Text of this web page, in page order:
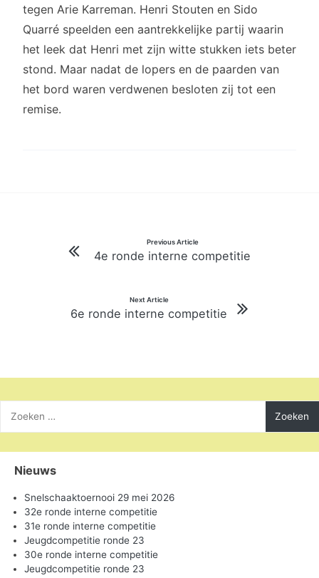
tegen Arie Karreman. Henri Stouten en Sido
Quarré speelden een aantrekkelijke partij waarin
het leek dat Henri met zijn witte stukken iets beter
stond. Maar nadat de lopers en de paarden van
het bord waren verdwenen besloten zij tot een
remise.
navigatie
Previous Article
4e ronde interne competitie
Next Article
6e ronde interne competitie
naar:
Nieuws
Snelschaaktoernooi 29 mei 2026
32e ronde interne competitie
31e ronde interne competitie
Jeugdcompetitie ronde 23
30e ronde interne competitie
Jeugdcompetitie ronde 23